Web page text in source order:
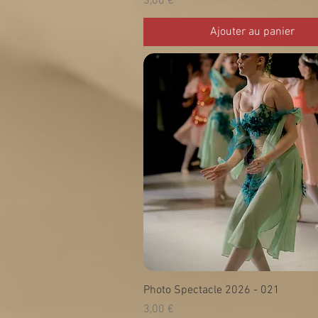
Ajouter au panier
Photo Spectacle 2026 - 021
Prix
3,00 €